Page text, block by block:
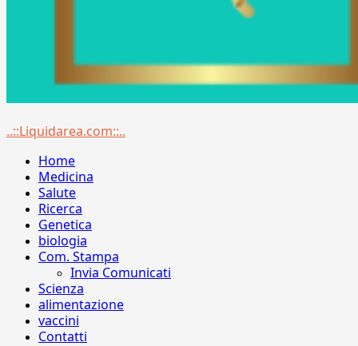
Menu
..::Liquidarea.com::..
Home
Medicina
Salute
Ricerca
Genetica
biologia
Com. Stampa
Invia Comunicati
Scienza
alimentazione
vaccini
Contatti